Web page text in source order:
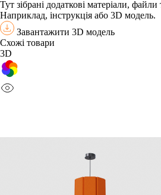
Тут зібрані додаткові матеріали,
Наприклад, інструкція або 3D модель.
Завантажити 3D модель
Схожі товари
3D